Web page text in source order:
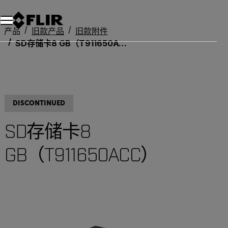
产品 旧款产品
旧款附件
SD存储卡8 GB（T911650ACC）
DISCONTINUED
SD存储卡8
GB（T911650ACC）